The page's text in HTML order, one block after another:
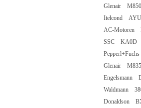
Glenair
Itelcond
AC-
SSC
Glenair
Waldmann
Donaldson